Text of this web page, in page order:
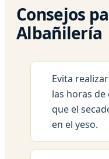
Consejos
Albañilería
Evita
las horas
que el
en el yeso.